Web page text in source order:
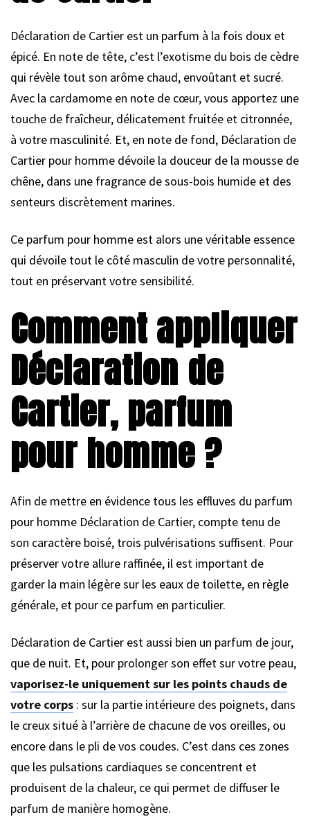
Déclaration de Cartier est un parfum à la fois doux et
épicé. En note de tête, c’est l’exotisme du bois de cèdre
qui révèle tout son arôme chaud, envoûtant et sucré.
Avec la cardamome en note de cœur, vous apportez une
touche de fraîcheur, délicatement fruitée et citronnée,
à votre masculinité. Et, en note de fond, Déclaration de
Cartier pour homme dévoile la douceur de la mousse de
chêne, dans une fragrance de sous-bois humide et des
senteurs discrètement marines.
Ce parfum pour homme est alors une véritable essence
qui dévoile tout le côté masculin de votre personnalité,
tout en préservant votre sensibilité.
Comment appliquer
Déclaration de
Cartier, parfum
pour homme ?
Afin de mettre en évidence tous les effluves du parfum
pour homme Déclaration de Cartier, compte tenu de
son caractère boisé, trois pulvérisations suffisent. Pour
préserver votre allure raffinée, il est important de
garder la main légère sur les eaux de toilette, en règle
générale, et pour ce parfum en particulier.
Déclaration de Cartier est aussi bien un parfum de jour,
que de nuit. Et, pour prolonger son effet sur votre peau,
vaporisez-le uniquement sur les points chauds de
votre corps : sur la partie intérieure des poignets, dans
le creux situé à l’arrière de chacune de vos oreilles, ou
encore dans le pli de vos coudes. C’est dans ces zones
que les pulsations cardiaques se concentrent et
produisent de la chaleur, ce qui permet de diffuser le
parfum de manière homogène.